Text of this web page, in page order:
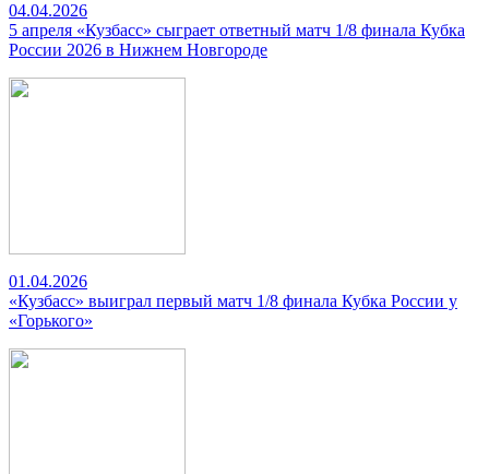
04.04.2026
5 апреля «Кузбасс» сыграет ответный матч 1/8 финала Кубка
России 2026 в Нижнем Новгороде
01.04.2026
«Кузбасс» выиграл первый матч 1/8 финала Кубка России у
«Горького»